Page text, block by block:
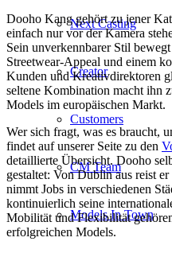
Next Casting
Creator
Customers
CM Team
Models In Town
Dooho Kang gehört zu jener
einfach nur vor der Kamera
Sein unverkennbarer Stil
Streetwear-Appeal und einem
Kunden und Kreativdirektoren
seltene Kombination macht ihn
Models im europäischen Markt.
Wer sich fragt, was es braucht,
findet auf unserer Seite zu den
detaillierte Übersicht. Dooho
gestaltet: Von Dublin aus reist
nimmt Jobs in verschiedenen
kontinuierlich seine
Mobilität und Flexibilität
erfolgreichen Models.